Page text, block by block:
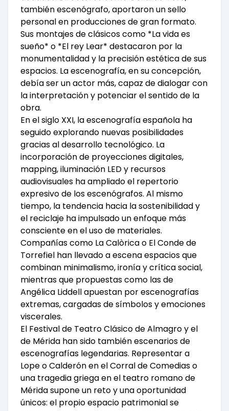
también escenógrafo, aportaron un sello
personal en producciones de gran formato.
Sus montajes de clásicos como *La vida es
sueño* o *El rey Lear* destacaron por la
monumentalidad y la precisión estética de sus
espacios. La escenografía, en su concepción,
debía ser un actor más, capaz de dialogar con
la interpretación y potenciar el sentido de la
obra.
En el siglo XXI, la escenografía española ha
seguido explorando nuevas posibilidades
gracias al desarrollo tecnológico. La
incorporación de proyecciones digitales,
mapping, iluminación LED y recursos
audiovisuales ha ampliado el repertorio
expresivo de los escenógrafos. Al mismo
tiempo, la tendencia hacia la sostenibilidad y
el reciclaje ha impulsado un enfoque más
consciente en el uso de materiales.
Compañías como La Calòrica o El Conde de
Torrefiel han llevado a escena espacios que
combinan minimalismo, ironía y crítica social,
mientras que propuestas como las de
Angélica Liddell apuestan por escenografías
extremas, cargadas de símbolos y emociones
viscerales.
El Festival de Teatro Clásico de Almagro y el
de Mérida han sido también escenarios de
escenografías legendarias. Representar a
Lope o Calderón en el Corral de Comedias o
una tragedia griega en el teatro romano de
Mérida supone un reto y una oportunidad
únicos: el propio espacio patrimonial se